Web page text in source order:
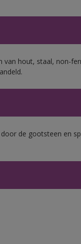
hout, staal, non-
de gootsteen en